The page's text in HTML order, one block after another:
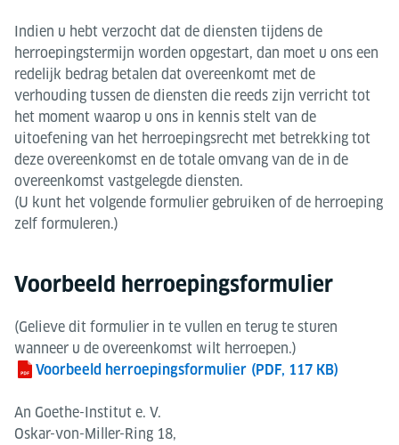
Indien u hebt verzocht dat de diensten tijdens de
herroepingstermijn worden opgestart, dan moet u ons een
redelijk bedrag betalen dat overeenkomt met de
verhouding tussen de diensten die reeds zijn verricht tot
het moment waarop u ons in kennis stelt van de
uitoefening van het herroepingsrecht met betrekking tot
deze overeenkomst en de totale omvang van de in de
overeenkomst vastgelegde diensten.
(U kunt het volgende formulier gebruiken of de herroeping
zelf formuleren.)
Voorbeeld herroepingsformulier
(Gelieve dit formulier in te vullen en terug te sturen
wanneer u de overeenkomst wilt herroepen.)
Voorbeeld herroepingsformulier (PDF, 117 KB)
An Goethe-Institut e. V.
Oskar-von-Miller-Ring 18,